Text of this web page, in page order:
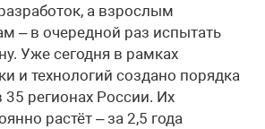
а взрослым
– в очередной раз испытать
Уже сегодня в рамках
и технологий создано порядка
регионах России. Их
растёт – за 2,5 года